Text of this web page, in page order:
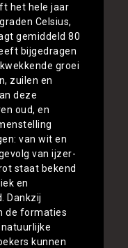
het hele jaar
Celsius,
gemiddeld 80
bijgedragen
groei
zuilen en
deze
oud, en
van wit en
van ijzer-
staat bekend
en
Dankzij
de formaties
kunnen